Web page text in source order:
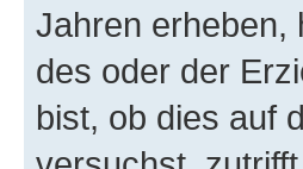
Jahren erheben,
des oder der
bist, ob dies auf